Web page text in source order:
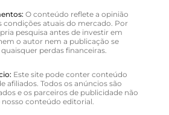
O conteúdo reflete a opinião
condições atuais do mercado. Por
pesquisa antes de investir em
o autor nem a publicação se
perdas financeiras.
Este site pode conter conteúdo
afiliados. Todos os anúncios são
e os parceiros de publicidade não
conteúdo editorial.